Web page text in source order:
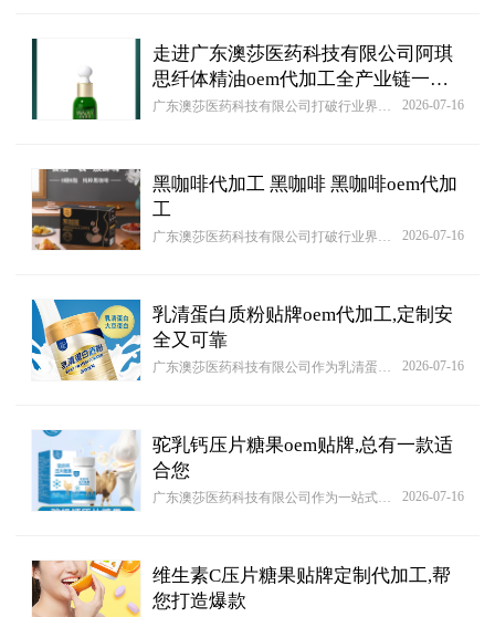
走进广东澳莎医药科技有限公司阿琪
思纤体精油oem代加工全产业链一站
式代工工厂
2026-07-16
广东澳莎医药科技有限公司打破行业界限，构建全品类数字供应链体系。通过AI需求分析引擎为[阿琪思纤体精油 OEM/ODM贴牌代加工批发定制源头厂家]客户智能匹配生产工艺，特别为此品类创新产品提供专利快速申请通道。
黑咖啡代加工 黑咖啡 黑咖啡oem代加
工
2026-07-16
广东澳莎医药科技有限公司打破行业界限，构建全品类数字供应链体系。通过AI需求分析引擎为[黑咖啡 OEM/ODM贴牌代加工批发定制源头厂家]客户智能匹配生产工艺，特别为此品类创新产品提供专利快速申请通道。
乳清蛋白质粉贴牌oem代加工,定制安
全又可靠
2026-07-16
广东澳莎医药科技有限公司作为乳清蛋白质粉 OEM/ODM贴牌代加工批发定制源头厂家代加工源头厂商，开放全品类OEM定制服务。不仅提供配方研发与免费打样支持，更整合包装供应链资源，依托大数据分析为合作伙伴输出市场定位报告，助力新品快速打开[乳清蛋白质粉 OEM/ODM贴牌代加工批发定制源头厂家]市场，现推出首单成本优化计划。
驼乳钙压片糖果oem贴牌,总有一款适
合您
2026-07-16
广东澳莎医药科技有限公司作为一站式代工服务平台，专注为全品类客户提供OEM/ODM解决方案。从产品概念设计到量产交付，支持原料采购、工艺优化及包装定制，特别开发智能成本测算系统，助力[驼乳钙压片糖果 OEM/ODM贴牌代加工批发定制源头厂家]品类客户精准控制预算，现开放百款基础方案库供自由组合。
维生素C压片糖果贴牌定制代加工,帮
您打造爆款